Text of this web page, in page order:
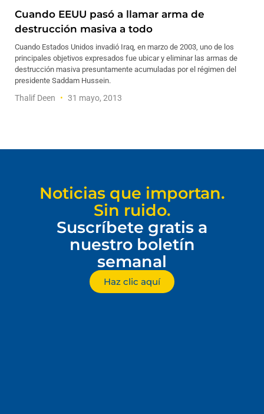
Cuando EEUU pasó a llamar arma de
destrucción masiva a todo
Cuando Estados Unidos invadió Iraq, en marzo de 2003, uno de los
principales objetivos expresados fue ubicar y eliminar las armas de
destrucción masiva presuntamente acumuladas por el régimen del
presidente Saddam Hussein.
Thalif Deen 31 mayo, 2013
Noticias que importan.
Sin ruido.
Suscríbete gratis a
nuestro boletín
semanal
Haz clic aquí